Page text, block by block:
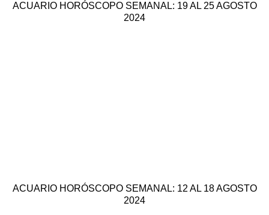
ACUARIO HORÓSCOPO SEMANAL: 19 AL 25 AGOSTO
2024
ACUARIO HORÓSCOPO SEMANAL: 12 AL 18 AGOSTO
2024